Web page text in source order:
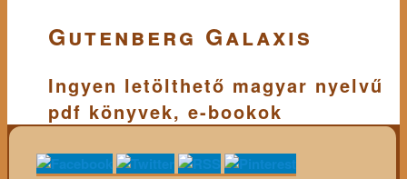
Gutenberg Galaxis
Ingyen letölthető magyar nyelvű
pdf könyvek, e-bookok